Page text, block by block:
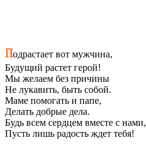
Подрастает вот мужчина,
Будущий растет герой!
Мы желаем без причины
Не лукавить, быть собой.
Маме помогать и папе,
Делать добрые дела.
Будь всем сердцем вместе с нами,
Пусть лишь радость ждет тебя!